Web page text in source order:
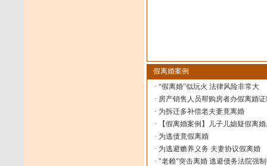
假离婚案例
· “假离婚”似玩火 法律风险非常大
· 房产销售人员帮购房者办假离婚
· 为拆迁多补偿老夫妻竟离婚
·
【假离婚案例】儿子儿媳疑假离
· 为逃债竟假离婚
· 为逃避赡养义务 夫妻协议假离婚
· "老赖"突击离婚 逃避债务法院强